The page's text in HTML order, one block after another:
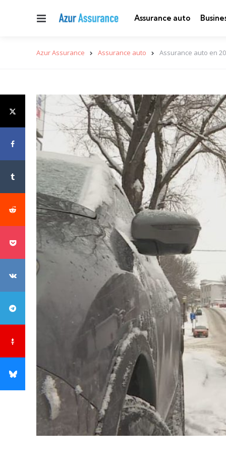
Menu Assurance auto
Azur Assurance Assurance auto Assurance auto en